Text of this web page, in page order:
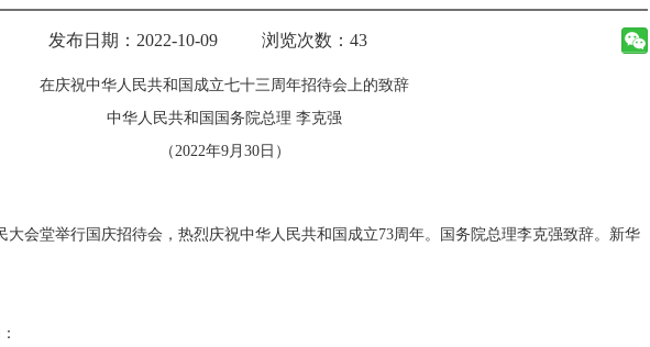
发布日期：2022-10-09 浏览次数：43
在庆祝中华人民共和国成立七十三周年招待会上的致辞
中华人民共和国国务院总理 李克强
（2022年9月30日）
大会堂举行国庆招待会，热烈庆祝中华人民共和国成立73周年。国务院总理李克强致辞。新华